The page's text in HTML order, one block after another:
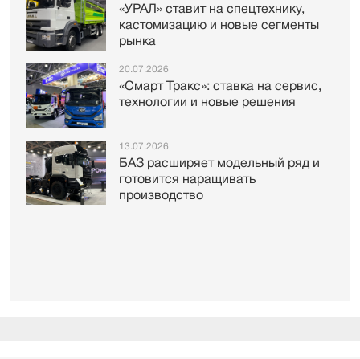
«УРАЛ» ставит на спецтехнику,
кастомизацию и новые сегменты
рынка
20.07.2026
«Смарт Тракс»: ставка на сервис,
технологии и новые решения
13.07.2026
БАЗ расширяет модельный ряд и
готовится наращивать
производство